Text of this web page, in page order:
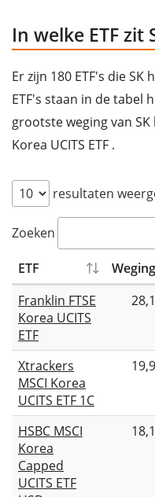
In welke ETF zit
Er zijn 180 ETF's die SK
ETF's staan in de tabel
grootste weging van SK
Korea UCITS ETF .
resultaten
Zoeken
ETF Weging
Franklin FTSE
Korea UCITS
ETF
Xtrackers
MSCI Korea
UCITS ETF 1C
HSBC MSCI
Korea
Capped
UCITS ETF